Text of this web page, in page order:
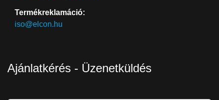
Termékreklamáció:
iso@elcon.hu
Ajánlatkérés - Üzenetküldés